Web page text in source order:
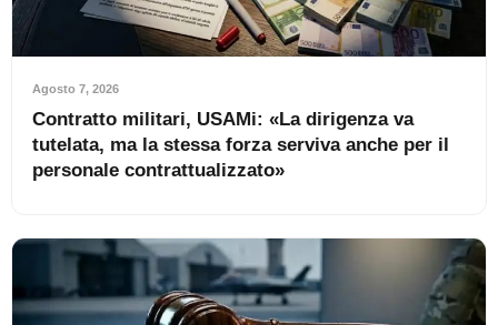
Agosto 7, 2026
Contratto militari, USAMi: «La dirigenza va
tutelata, ma la stessa forza serviva anche per il
personale contrattualizzato»